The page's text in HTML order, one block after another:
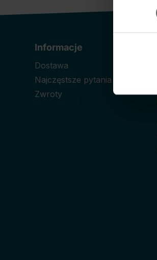
Informacje
Dostawa
Najczęstsze pytania
Zwroty